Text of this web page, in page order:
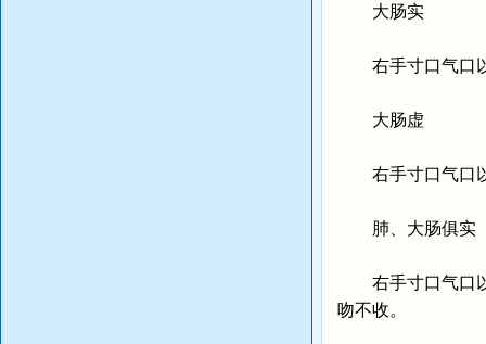
大肠实
右手寸口气口以
大肠虚
右手寸口气口以
肺、大肠俱实
右手寸口气口以
吻不收。